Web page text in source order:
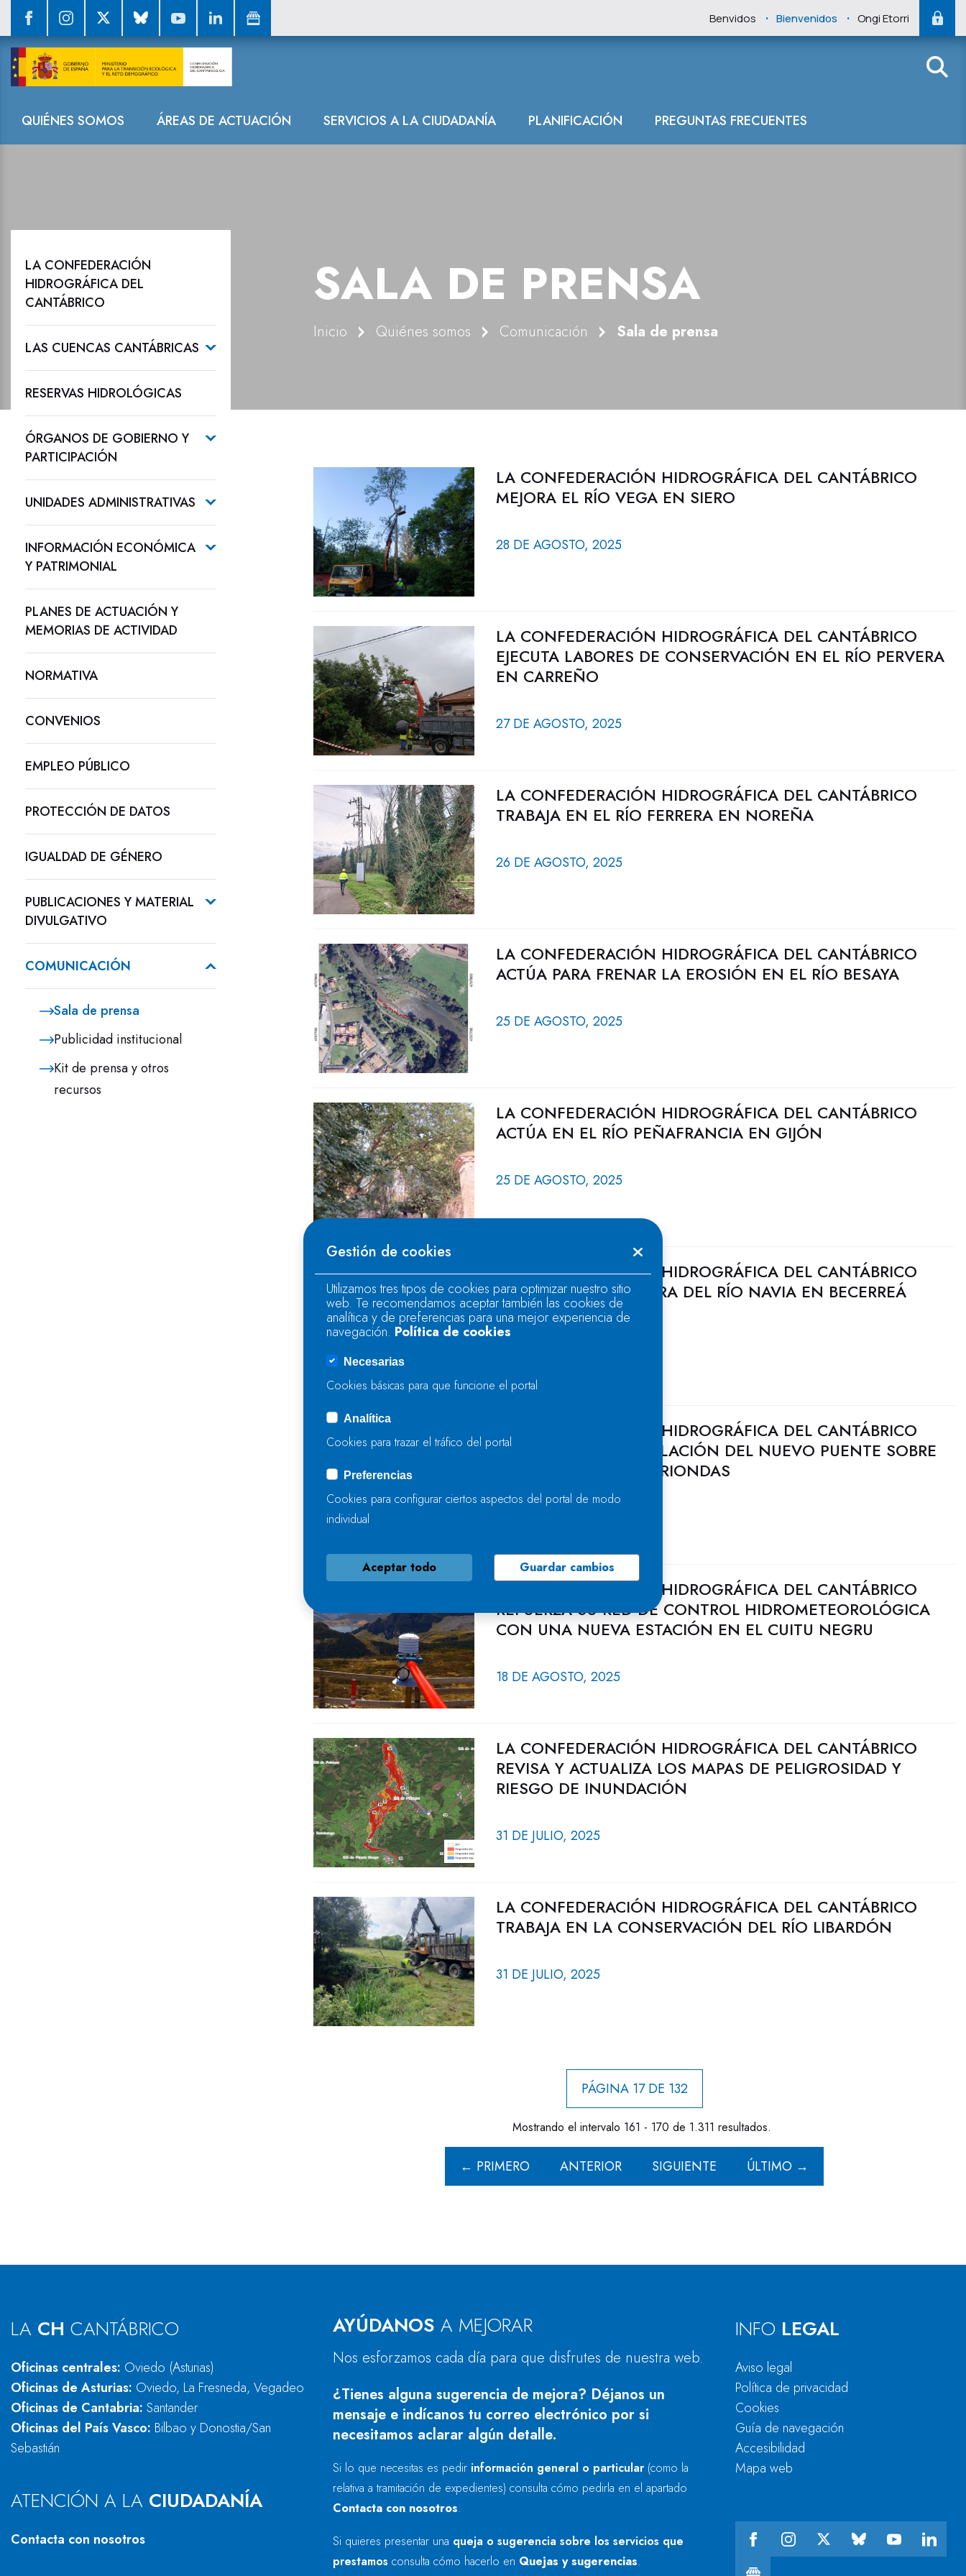
Benvidos . Bienvenidos . Ongi Etorri
Navegación
QUIÉNES SOMOS ÁREAS DE ACTUACIÓN SERVICIOS A LA CIUDADANÍA PLANIFICACIÓN PREGUNTAS FRECUENTES
Sala de prensa
SALA DE PRENSA
Inicio Quiénes somos Comunicación Sala de prensa
LA CONFEDERACIÓN
HIDROGRÁFICA DEL
CANTÁBRICO
LAS CUENCAS CANTÁBRICAS
RESERVAS HIDROLÓGICAS
ÓRGANOS DE GOBIERNO Y
PARTICIPACIÓN
UNIDADES ADMINISTRATIVAS
INFORMACIÓN ECONÓMICA
Y PATRIMONIAL
PLANES DE ACTUACIÓN Y
MEMORIAS DE ACTIVIDAD
NORMATIVA
CONVENIOS
EMPLEO PÚBLICO
PROTECCIÓN DE DATOS
IGUALDAD DE GÉNERO
PUBLICACIONES Y MATERIAL
DIVULGATIVO
COMUNICACIÓN
Sala de prensa
Publicidad institucional
Kit de prensa y otros
recursos
LA CONFEDERACIÓN HIDROGRÁFICA DEL CANTÁBRICO
MEJORA EL RÍO VEGA EN SIERO
28 DE AGOSTO, 2025
LA CONFEDERACIÓN HIDROGRÁFICA DEL CANTÁBRICO
EJECUTA LABORES DE CONSERVACIÓN EN EL RÍO PERVERA
EN CARREÑO
27 DE AGOSTO, 2025
LA CONFEDERACIÓN HIDROGRÁFICA DEL CANTÁBRICO
TRABAJA EN EL RÍO FERRERA EN NOREÑA
26 DE AGOSTO, 2025
LA CONFEDERACIÓN HIDROGRÁFICA DEL CANTÁBRICO
ACTÚA PARA FRENAR LA EROSIÓN EN EL RÍO BESAYA
25 DE AGOSTO, 2025
LA CONFEDERACIÓN HIDROGRÁFICA DEL CANTÁBRICO
ACTÚA EN EL RÍO PEÑAFRANCIA EN GIJÓN
25 DE AGOSTO, 2025
LA CONFEDERACIÓN HIDROGRÁFICA DEL CANTÁBRICO
TRABAJA EN LA MEJORA DEL RÍO NAVIA EN BECERREÁ
25 DE AGOSTO, 2025
LA CONFEDERACIÓN HIDROGRÁFICA DEL CANTÁBRICO
AVANZA EN LA INSTALACIÓN DEL NUEVO PUENTE SOBRE
EL RÍO PILOÑA EN ARRIONDAS
LA CONFEDERACIÓN HIDROGRÁFICA DEL CANTÁBRICO
REFUERZA SU RED DE CONTROL HIDROMETEOROLÓGICA
CON UNA NUEVA ESTACIÓN EN EL CUITU NEGRU
18 DE AGOSTO, 2025
LA CONFEDERACIÓN HIDROGRÁFICA DEL CANTÁBRICO
REVISA Y ACTUALIZA LOS MAPAS DE PELIGROSIDAD Y
RIESGO DE INUNDACIÓN
31 DE JULIO, 2025
LA CONFEDERACIÓN HIDROGRÁFICA DEL CANTÁBRICO
TRABAJA EN LA CONSERVACIÓN DEL RÍO LIBARDÓN
31 DE JULIO, 2025
PÁGINA 17 DE 132
Mostrando el intervalo 161 - 170 de 1.311 resultados.
← PRIMERO ANTERIOR SIGUIENTE ÚLTIMO →
LA CH CANTÁBRICO
Oficinas centrales: Oviedo (Asturias)
Oficinas de Asturias: Oviedo, La Fresneda, Vegadeo
Oficinas de Cantabria: Santander
Oficinas del País Vasco: Bilbao y Donostia/San
Sebastián
ATENCIÓN A LA CIUDADANÍA
Contacta con nosotros
AYÚDANOS A MEJORAR
Nos esforzamos cada día para que disfrutes de nuestra web.
¿Tienes alguna sugerencia de mejora? Déjanos un
mensaje e indícanos tu correo electrónico por si
necesitamos aclarar algún detalle.
Si lo que necesitas es pedir información general o particular (como la
relativa a tramitación de expedientes) consulta cómo pedirla en el apartado
Contacta con nosotros.
Si quieres presentar una queja o sugerencia sobre los servicios que
prestamos consulta cómo hacerlo en Quejas y sugerencias.
INFO LEGAL
Aviso legal
Política de privacidad
Cookies
Guía de navegación
Accesibilidad
Mapa web
Gestión de cookies
Utilizamos tres tipos de cookies para optimizar nuestro sitio
web. Te recomendamos aceptar también las cookies de
analítica y de preferencias para una mejor experiencia de
navegación. Política de cookies
Necesarias
Cookies básicas para que funcione el portal
Analítica
Cookies para trazar el tráfico del portal
Preferencias
Cookies para configurar ciertos aspectos del portal de modo
individual
Aceptar todo Guardar cambios